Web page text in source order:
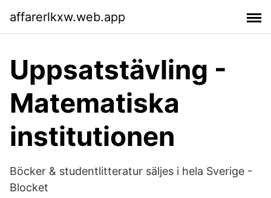
affarerlkxw.web.app
Uppsatstävling -
Matematiska
institutionen
Böcker & studentlitteratur säljes i hela Sverige -
Blocket